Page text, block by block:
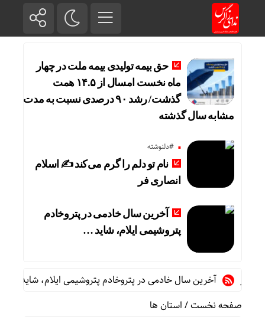
حق بیمه تولیدی بیمه ملت در چهار
ماه نخست امسال از ۱۴.۵ همت
گذشت/ رشد ۹۰ درصدی نسبت به مدت
مشابه سال گذشته
#دلنوشته
نام تو دلم را گرم می‌کند ✍️ اسلام
انصاری فر
آخرین سال خادمی در پتروخادم
پتروشیمی ایلام، شاید …
آخرین سال خادمی در پتروخادم پتروشیمی ایلام، شاید …
صفحه نخست/استان ها